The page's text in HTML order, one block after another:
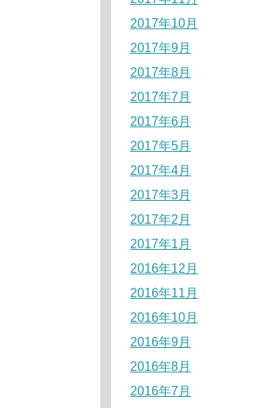
2017年10月
2017年9月
2017年8月
2017年7月
2017年6月
2017年5月
2017年4月
2017年3月
2017年2月
2017年1月
2016年12月
2016年11月
2016年10月
2016年9月
2016年8月
2016年7月